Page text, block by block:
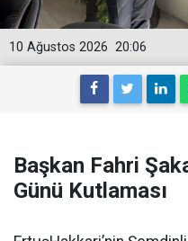
20:06
10 Ağustos 2026
Başkan Fahri
Günü Kutlaması